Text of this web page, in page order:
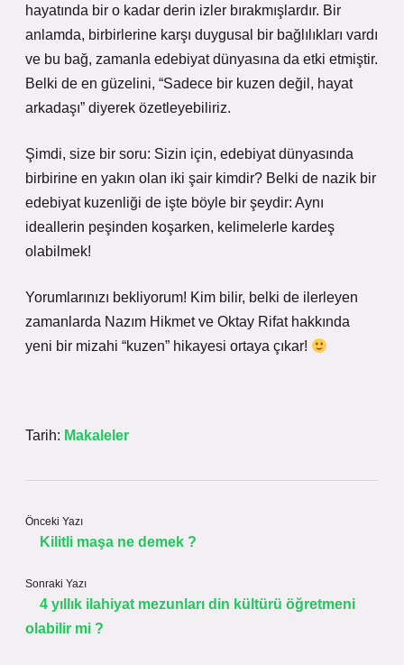
hayatında bir o kadar derin izler bırakmışlardır. Bir
anlamda, birbirlerine karşı duygusal bir bağlılıkları vardı
ve bu bağ, zamanla edebiyat dünyasına da etki etmiştir.
Belki de en güzelini, “Sadece bir kuzen değil, hayat
arkadaşı” diyerek özetleyebiliriz.
Şimdi, size bir soru: Sizin için, edebiyat dünyasında
birbirine en yakın olan iki şair kimdir? Belki de nazik bir
edebiyat kuzenliği de işte böyle bir şeydir: Aynı
ideallerin peşinden koşarken, kelimelerle kardeş
olabilmek!
Yorumlarınızı bekliyorum! Kim bilir, belki de ilerleyen
zamanlarda Nazım Hikmet ve Oktay Rifat hakkında
yeni bir mizahi “kuzen” hikayesi ortaya çıkar!
Tarih: Makaleler
Önceki Yazı
Kilitli maşa ne demek ?
Sonraki Yazı
4 yıllık ilahiyat mezunları din kültürü öğretmeni
olabilir mi ?